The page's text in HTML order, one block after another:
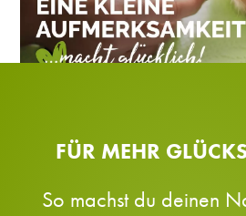
FÜR MEHR
So machst du deinen